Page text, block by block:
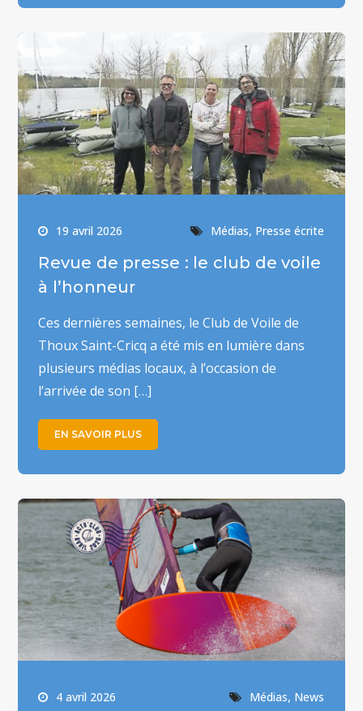
19 avril 2026 Médias, Presse écrite
Revue de presse : le club de voile
à l’honneur
Ces dernières semaines, le Club de Voile de
Thoux Saint-Cricq a été mis en lumière dans
plusieurs médias locaux, à l’occasion de
l’arrivée de son […]
EN SAVOIR PLUS
4 avril 2026 Médias, News